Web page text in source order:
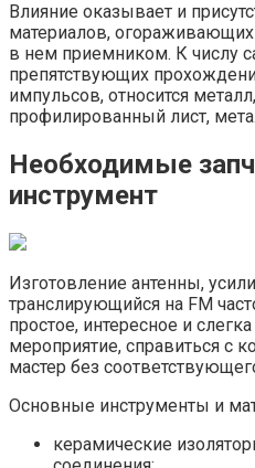
Влияние оказывает и
материалов,
в нем приемником. К числу
препятствующих
импульсов, относится
профилированный лист,
Необходимые
инструмент
Изготовление антенны,
транслирующийся на FM
простое, интересное и
мероприятие, справиться с
мастер без
Основные инструменты и
керамические